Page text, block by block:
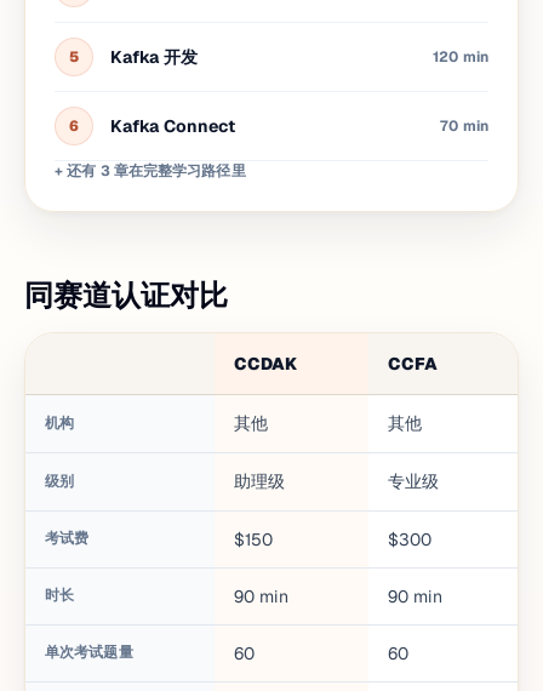
5 Kafka 开发 120 min
6 Kafka Connect 70 min
+ 还有 3 章在完整学习路径里
同赛道认证对比
CCDAK CCFA
机构 其他 其他
级别 助理级 专业级
考试费 $150 $300
时长 90 min 90 min
单次考试题量 60 60